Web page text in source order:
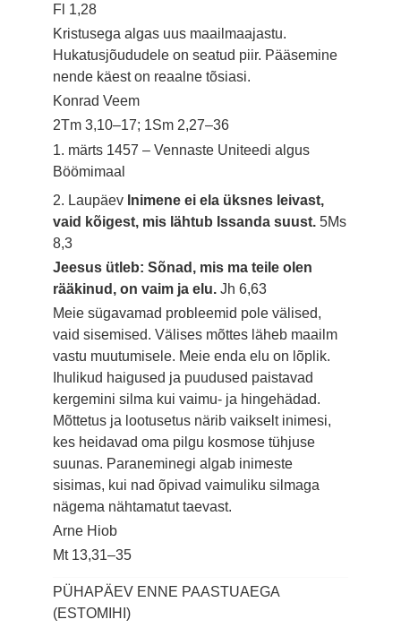
Fl 1,28
Kristusega algas uus maailmaajastu.
Hukatusjõududele on seatud piir. Pääsemine
nende käest on reaalne tõsiasi.
Konrad Veem
2Tm 3,10–17; 1Sm 2,27–36
1. märts 1457 – Vennaste Uniteedi algus
Böömimaal
2. Laupäev Inimene ei ela üksnes leivast,
vaid kõigest, mis lähtub Issanda suust.5Ms
8,3
Jeesus ütleb: Sõnad, mis ma teile olen
rääkinud, on vaim ja elu.Jh 6,63
Meie sügavamad probleemid pole välised,
vaid sisemised. Välises mõttes läheb maailm
vastu muutumisele. Meie enda elu on lõplik.
Ihulikud haigused ja puudused paistavad
kergemini silma kui vaimu- ja hingehädad.
Mõttetus ja lootusetus närib vaikselt inimesi,
kes heidavad oma pilgu kosmose tühjuse
suunas. Paraneminegi algab inimeste
sisimas, kui nad õpivad vaimuliku silmaga
nägema nähtamatut taevast.
Arne Hiob
Mt 13,31–35
PÜHAPÄEV ENNE PAASTUAEGA
(ESTOMIHI)